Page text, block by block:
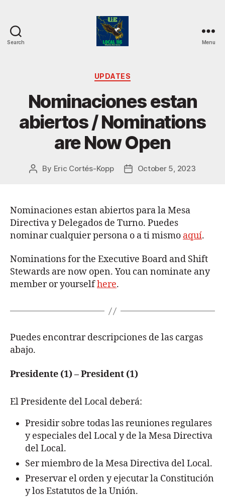
Search
115
Menu
Categories
UPDATES
Nominaciones estan
abiertos / Nominations
are Now Open
Post
By Eric Cortés-Kopp
PostOctober 5, 2023
Nominaciones estan abiertos para la Mesa
Directiva y Delegados de Turno. Puedes
nominar cualquier persona o a ti mismo aquí.
Nominations for the Executive Board and Shift
Stewards are now open. You can nominate any
member or yourselfhere.
Puedes encontrar descripciones de las cargas
abajo.
Presidente (1) – President (1)
El Presidente del Local deberá:
Presidir sobre todas las reuniones regulares
y especiales del Local y de la Mesa Directiva
del Local.
Ser miembro de la Mesa Directiva del Local.
Preservar el orden y ejecutar la Constitución
y los Estatutos de la Unión.